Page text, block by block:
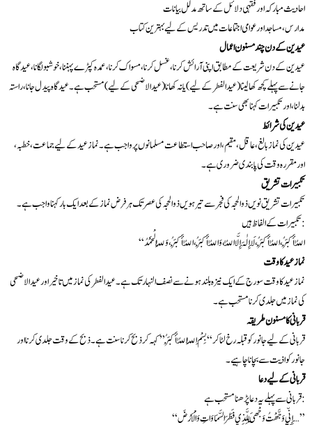
احادیث مبارکہ اور فقہی دلائل کے ساتھ مدلل بیانات
مدارس، مساجد اور عوامی اجتماعات میں تدریس کے لیے بہترین کتاب
عیدین کے دن چند مسنون اعمال
عیدین کے دن شریعت کے مطابق اپنی آرائش کرنا، غسل کرنا، مسواک کرنا، عمدہ کپڑے پہننا، خوشبو لگانا، عید گاہ
جانے سے پہلے کچھ کھا لینا (عید الفطر کے لیے) یا نہ کھانا (عید الاضحی کے لیے) مستحب ہے۔ عید گاہ پیدل جانا، راستہ
بدلنا، اور تکبیرات کہنا بھی سنت ہے۔
عیدین کی شرائط
عیدین کی نماز بالغ، عاقل، مقیم، اور صاحب استطاعت مسلمانوں پر واجب ہے۔ نماز عید کے لیے جماعت، خطبہ،
اور مقررہ وقت کی پابندی ضروری ہے۔
تکبیرات تشریق
تکبیرات تشریق نویں ذوالحجہ کی فجر سے تیرہویں ذوالحجہ کی عصر تک ہر فرض نماز کے بعد ایک بار کہنا واجب ہے۔
تکبیرات کے الفاظ ہیں:
“اللّٰہُ أَکْبَرُ، اللّٰہُ أَکْبَرُ، لَا إِلٰہَ إِلَّا اللّٰہُ، وَاللّٰہُ أَکْبَرُ، اللّٰہُ أَکْبَرُ، وَلِلّٰہِ الْحَمْدُ
نماز عید کا وقت
نماز عید کا وقت سورج کے ایک نیزہ بلند ہونے سے نصف النہار تک ہے۔ عید الفطر کی نماز میں تاخیر اور عید الاضحی
کی نماز میں جلدی کرنا مستحب ہے۔
قربانی کا مسنون طریقہ
قربانی کے لیے جانور کو قبلہ رخ لٹا کر “بِسْمِ اللّٰہِ اللّٰہُ أَکْبَرُ” کہہ کر ذبح کرنا سنت ہے۔ ذبح کے وقت جلدی کرنا اور
جانور کو اذیت سے بچانا چاہیے۔
قربانی کے لیے دعا
قربانی سے پہلے یہ دعا پڑھنا مستحب ہے:
“إِنِّي وَجَّهْتُ وَجْهِيَ لِلَّذِي فَطَرَ السَّمَاوَاتِ وَالْأَرْضَ…”